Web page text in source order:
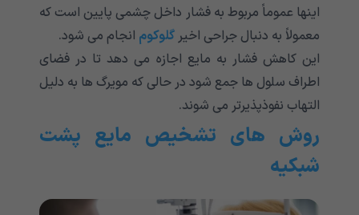
اینها عموماً مربوط به فشار داخل چشمی پایین است که
معمولاً به دنبال جراحی اخیر گلوکوم انجام می شود.
این کاهش فشار به مایع اجازه می دهد تا در فضای
اطراف سلول ها جمع شود در حالی که مویرگ ها به دلیل
التهاب نفوذپذیرتر می شوند.
روش های تشخیص مایع پشت
شبکیه